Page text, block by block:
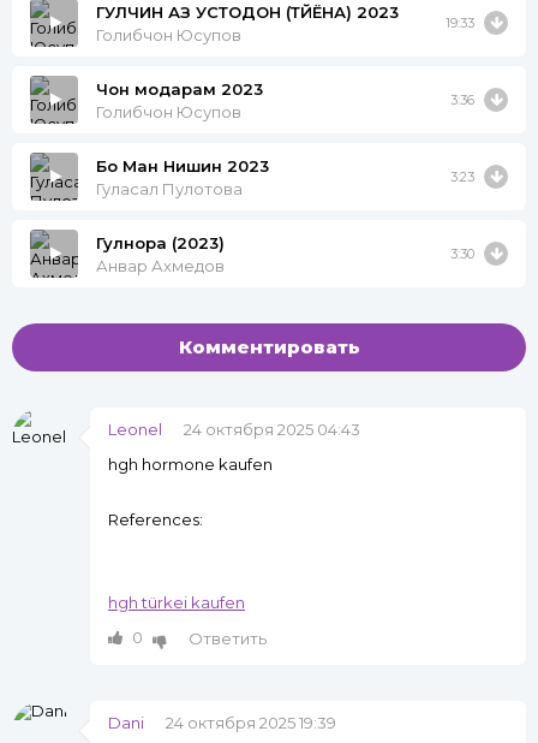
ГУЛЧИН АЗ УСТОДОН (ТӮЙЁНА) 2023
Голибчон Юсупов
19:33
Чон модарам 2023
Голибчон Юсупов
3:36
Бо Ман Нишин 2023
Гуласал Пулотова
3:23
Гулнора (2023)
Анвар Ахмедов
3:30
Комментировать
Leonel
24 октября 2025 04:43
hgh hormone kaufen
References:
hgh türkei kaufen
0
Ответить
Dani 24 октября 2025 19:39